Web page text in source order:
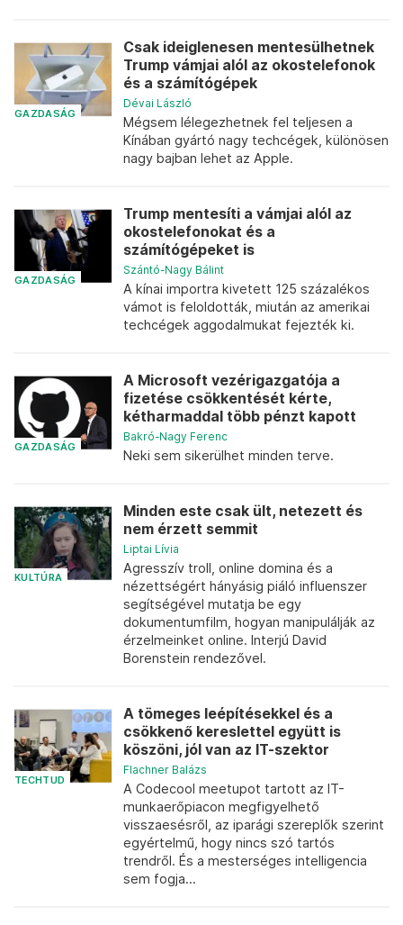
GAZDASÁG
Csak ideiglenesen mentesülhetnek
Trump vámjai alól az okostelefonok
és a számítógépek
Dévai László
Mégsem lélegezhetnek fel teljesen a
Kínában gyártó nagy techcégek, különösen
nagy bajban lehet az Apple.
GAZDASÁG
Trump mentesíti a vámjai alól az
okostelefonokat és a
számítógépeket is
Szántó-Nagy Bálint
A kínai importra kivetett 125 százalékos
vámot is feloldották, miután az amerikai
techcégek aggodalmukat fejezték ki.
GAZDASÁG
A Microsoft vezérigazgatója a
fizetése csökkentését kérte,
kétharmaddal több pénzt kapott
Bakró-Nagy Ferenc
Neki sem sikerülhet minden terve.
KULTÚRA
Minden este csak ült, netezett és
nem érzett semmit
Liptai Lívia
Agresszív troll, online domina és a
nézettségért hányásig piáló influenszer
segítségével mutatja be egy
dokumentumfilm, hogyan manipulálják az
érzelmeinket online. Interjú David
Borenstein rendezővel.
TECHTUD
A tömeges leépítésekkel és a
csökkenő kereslettel együtt is
köszöni, jól van az IT-szektor
Flachner Balázs
A Codecool meetupot tartott az IT-
munkaerőpiacon megfigyelhető
visszaesésről, az iparági szereplők szerint
egyértelmű, hogy nincs szó tartós
trendről. És a mesterséges intelligencia
sem fogja...